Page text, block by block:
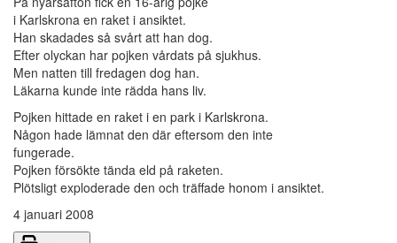
i Karlskrona en raket i ansiktet.
Han skadades så svårt att han dog.
Efter olyckan har pojken vårdats på sjukhus.
Men natten till fredagen dog han.
Läkarna kunde inte rädda hans liv.
Pojken hittade en raket i en park i Karlskrona.
Någon hade lämnat den där eftersom den inte
fungerade.
Pojken försökte tända eld på raketen.
Plötsligt exploderade den och träffade honom i ansiktet.
4 januari 2008